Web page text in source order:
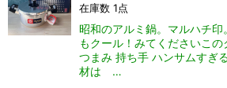
在庫数 1点
昭和のアルミ鍋。マルハチ
もクール！みてくださいこの
つまみ 持ち手 ハンサムすぎ
材は …